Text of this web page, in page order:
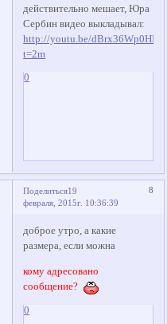
действительно мешает, Юра
Сербин видео выкладывал:
http://youtu.be/dBrx36Wp0HM?
t=2m
0
Поделиться 8
19
февраля, 2015г. 10:36:39
доброе утро, а какие
размера, если можна
кому адресовано
сообщение?
0